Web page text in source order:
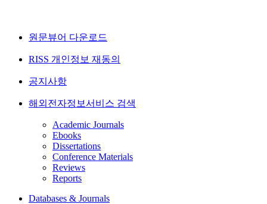
원문뷰어 다운로드
RISS 개인정보 재동의
공지사항
해외전자정보서비스 검색
Academic Journals
Ebooks
Dissertations
Conference Materials
Reviews
Reports
Databases & Journals